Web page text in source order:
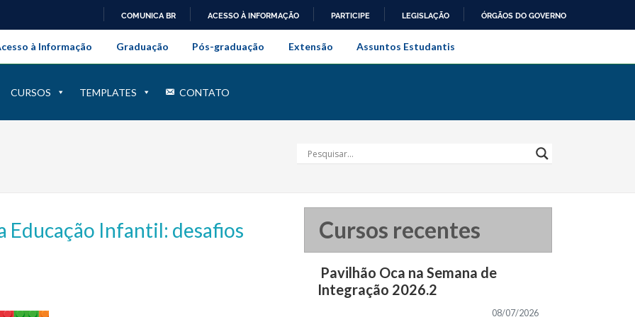
CONTEÚDO
COMUNICA BR ACESSO À INFORMAÇÃO PARTICIPE LEGISLAÇÃO ÓRGÃOS DO GOVERNO
da Universidade Federal Rural do Rio de Janeiro
à Informação Graduação Pós-graduação Extensão Assuntos Estudantis
CURSOS TEMPLATES CONTATO
Educação Infantil: desafios
Cursos recentes
Pavilhão Oca na Semana de
Integração 2026.2
08/07/2026